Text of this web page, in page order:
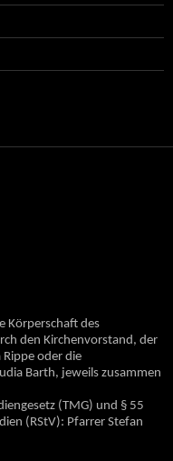
Körperschaft des
den Kirchenvorstand, der
oder die
Barth, jeweils zusammen
(TMG) und § 55
(RStV): Pfarrer Stefan